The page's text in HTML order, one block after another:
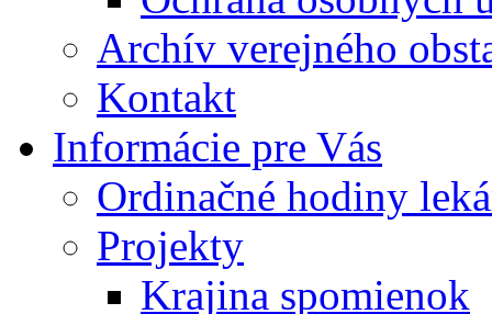
Archív verejného
Kontakt
Informácie pre Vás
Ordinačné hodiny
Projekty
Krajina spomienok